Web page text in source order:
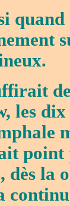
quand
les
point
dès la